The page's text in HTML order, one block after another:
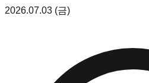
2026.07.03 (금)